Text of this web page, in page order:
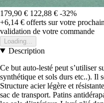
179,90 € 122,88 € -32%
+6,14 € offerts sur votre
validation de votre commande
Loading...
Description
Ce but auto-lesté peut s’utiliser
synthétique et sols durs etc..). Il
Structure acier légère et
sac de transport. Patins